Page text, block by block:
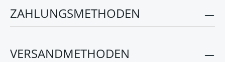
ZAHLUNGSMETHODEN
VERSANDMETHODEN